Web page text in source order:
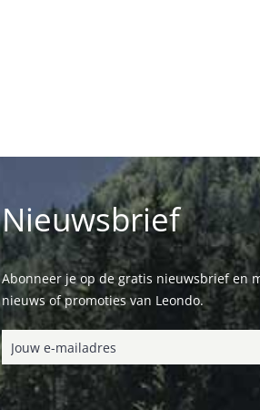
Nieuwsbrief
Abonneer je op de gratis nieuwsbrief en
nieuws of promoties van Leondo.